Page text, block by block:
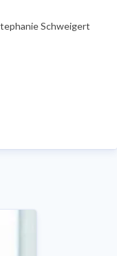
Schweigert